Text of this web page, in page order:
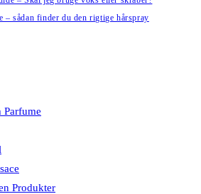
– sådan finder du den rigtige hårspray
Produkter